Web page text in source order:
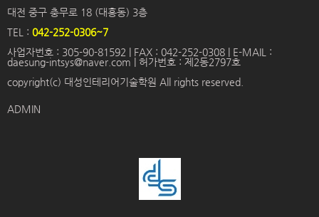
대전 중구 충무로 18 (대흥동) 3층
TEL : 042-252-0306~7
사업자번호 : 305-90-81592 | FAX : 042-252-0308 | E-MAIL :
daesung-intsys@naver.com | 허가번호 : 제2동2797호
copyright(c) 대성인테리어기술학원 All rights reserved.
ADMIN